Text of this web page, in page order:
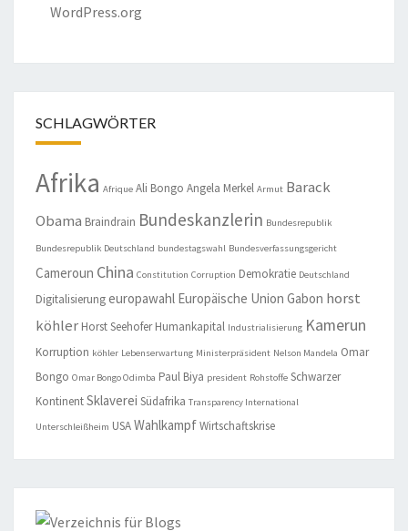
WordPress.org
SCHLAGWÖRTER
Afrika Afrique Ali Bongo Angela Merkel Armut Barack
Obama Braindrain Bundeskanzlerin Bundesrepublik
Bundesrepublik Deutschland bundestagswahl Bundesverfassungsgericht
Cameroun China Constitution Corruption Demokratie Deutschland
Digitalisierungeuropawahl Europäische Union Gabon horst
köhler Horst Seehofer Humankapital Industrialisierung Kamerun
Korruption köhler Lebenserwartung Ministerpräsident Nelson Mandela Omar
Bongo Omar Bongo Odimba Paul Biya president Rohstoffe Schwarzer
KontinentSklaverei Südafrika Transparency International
Unterschleißheim USAWahlkampfWirtschaftskrise